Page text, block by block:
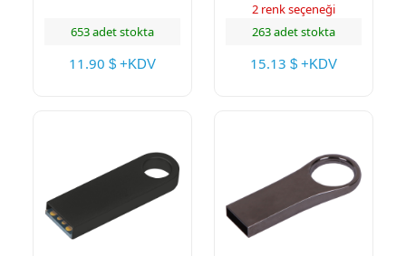
653 adet stokta
11.90 $ +KDV
2 renk seçeneği
263 adet stokta
15.13 $ +KDV